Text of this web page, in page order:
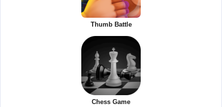
Thumb Battle
Chess Game